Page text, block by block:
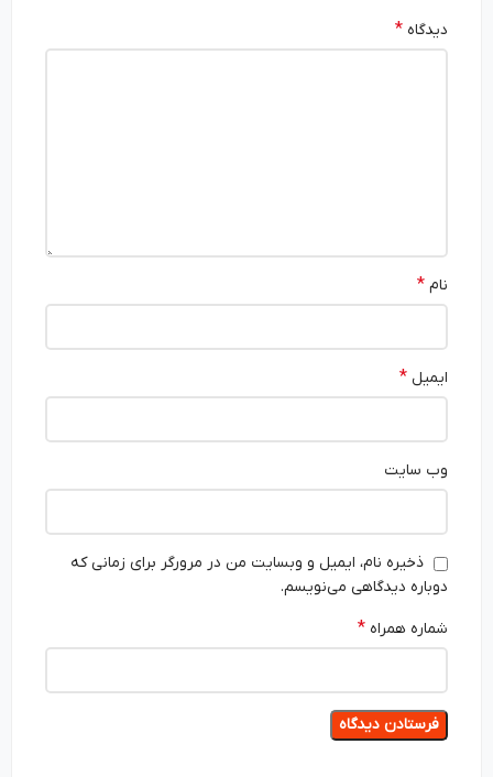
دیدگاه*
ایمیل*
وب‌ سایت
ذخیره نام، ایمیل و وبسایت من در مرورگر برای زمانی که
دوباره دیدگاهی می‌نویسم.
شماره همراه*